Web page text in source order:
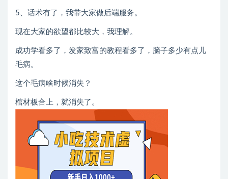
5、话术有了，我带大家做后端服务。
现在大家的欲望都比较大，我理解。
成功学看多了，发家致富的教程看多了，脑子多少有点儿
毛病。
这个毛病啥时候消失？
棺材板合上，就消失了。